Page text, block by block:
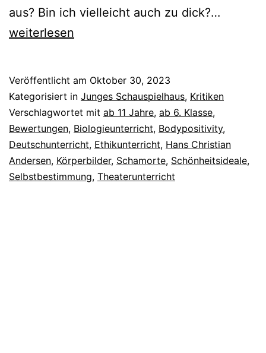
aus? Bin ich vielleicht auch zu dick?…
weiterlesen
Veröffentlicht am Oktober 30, 2023
Kategorisiert in Junges Schauspielhaus, Kritiken
Verschlagwortet mit ab 11 Jahre, ab 6. Klasse,
Bewertungen, Biologieunterricht, Bodypositivity,
Deutschunterricht, Ethikunterricht, Hans Christian
Andersen, Körperbilder, Schamorte, Schönheitsideale,
Selbstbestimmung, Theaterunterricht